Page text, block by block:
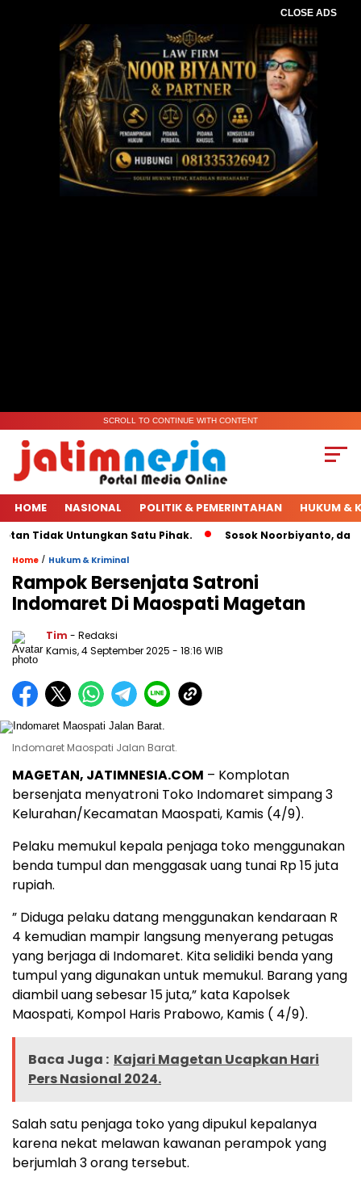
CLOSE ADS
SCROLL TO CONTINUE WITH CONTENT
HOME NASIONAL POLITIK & PEMERINTAHAN HUKUM &
Tidak Untungkan Satu Pihak. Sosok Noorbiyanto, dari
Home / Hukum & Kriminal
Rampok Bersenjata Satroni
Indomaret Di Maospati Magetan
Tim - Redaksi
Kamis, 4 September 2025 - 18:16 WIB
Indomaret Maospati Jalan Barat.
MAGETAN, JATIMNESIA.COM – Komplotan
bersenjata menyatroni Toko Indomaret simpang 3
Kelurahan/Kecamatan Maospati, Kamis (4/9).
Pelaku memukul kepala penjaga toko menggunakan
benda tumpul dan menggasak uang tunai Rp 15 juta
rupiah.
” Diduga pelaku datang menggunakan kendaraan R
4 kemudian mampir langsung menyerang petugas
yang berjaga di Indomaret. Kita selidiki benda yang
tumpul yang digunakan untuk memukul. Barang yang
diambil uang sebesar 15 juta,” kata Kapolsek
Maospati, Kompol Haris Prabowo, Kamis ( 4/9).
Baca Juga : Kajari Magetan Ucapkan Hari
Pers Nasional 2024.
Salah satu penjaga toko yang dipukul kepalanya
karena nekat melawan kawanan perampok yang
berjumlah 3 orang tersebut.